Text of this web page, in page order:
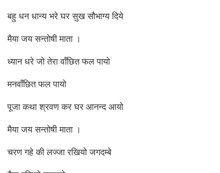
बहु धन धान्य भरे घर सुख सौभाग्य दिये
मैया जय सन्तोषी माता ।
ध्यान धरे जो तेरा वाँछित फल पायो
मनवाँछित फल पायो
पूजा कथा श्रवण कर घर आनन्द आयो
मैया जय सन्तोषी माता ।
चरण गहे की लज्जा रखियो जगदम्बे